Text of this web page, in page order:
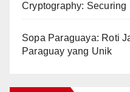
Cryptography:
Sopa Paraguaya: Roti
Paraguay yang Unik